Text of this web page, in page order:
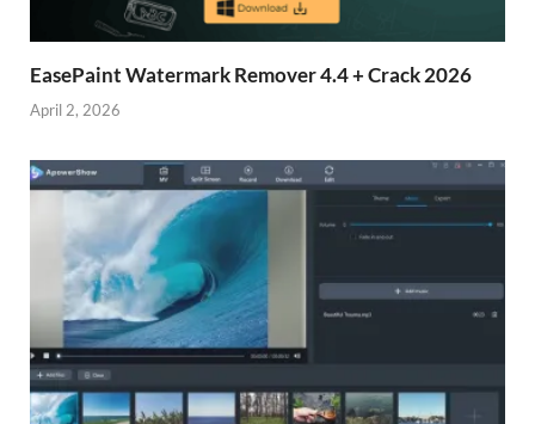
EasePaint Watermark Remover 4.4 + Crack 2026
April 2, 2026